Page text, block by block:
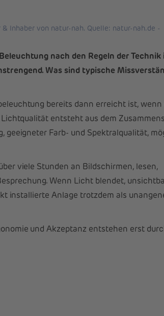
Inhaber von natur-nah. Quelle: natur-nah.de -
nach den Regeln der
Was sind typische
bereits dann erreicht ist, wenn
entsteht aus dem
geeigneter Farb- und Spektralqualität,
viele Stunden an Bildschirmen, lesen,
Wenn Licht blendet,
installierte Anlage trotzdem als
und Akzeptanz entstehen erst